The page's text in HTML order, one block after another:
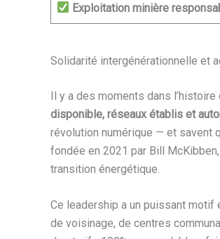
Exploitation minière
Solidarité intergénérationnelle et
Il y a des moments dans
disponible, réseaux établis et
révolution numérique — et savent
fondée en 2021 par Bill
transition énergétique.
Ce leadership a un puissant motif
de voisinage, de centres